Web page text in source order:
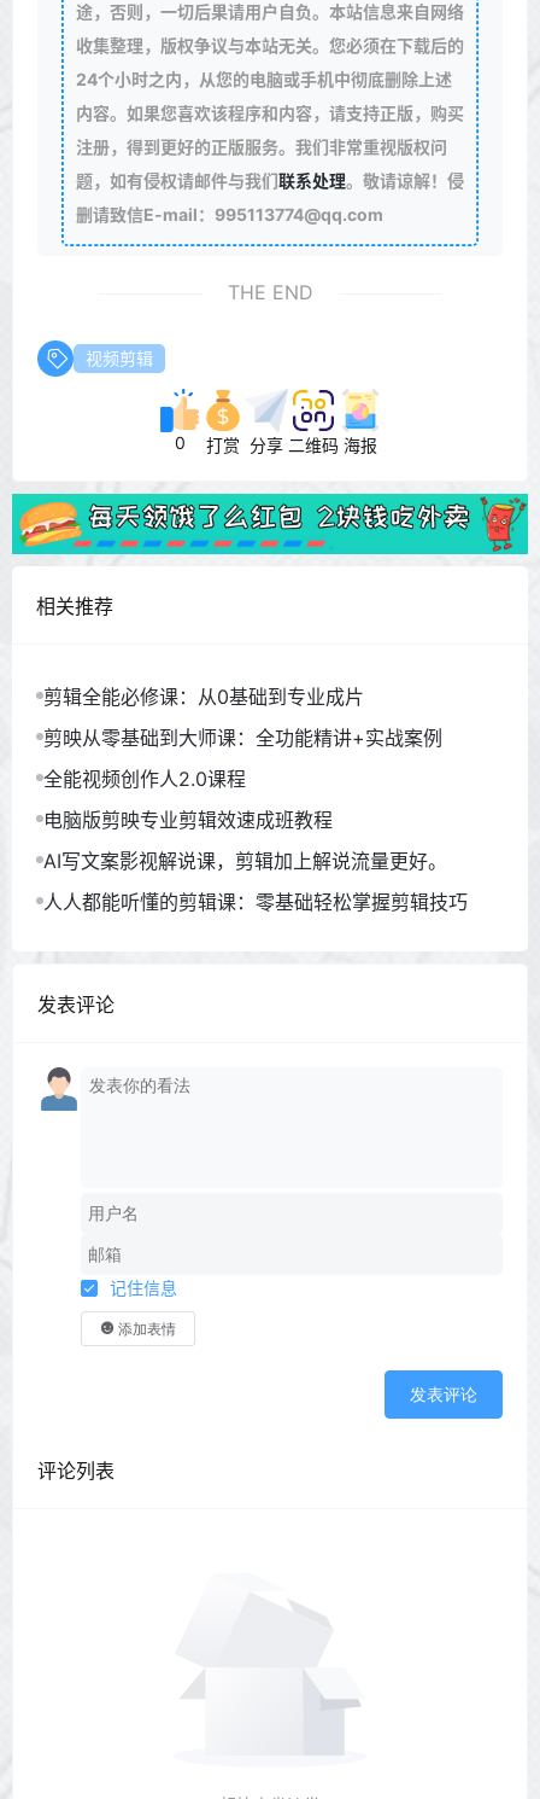
途，否则，一切后果请用户自负。本站信息来自网络
收集整理，版权争议与本站无关。您必须在下载后的
24个小时之内，从您的电脑或手机中彻底删除上述
内容。如果您喜欢该程序和内容，请支持正版，购买
注册，得到更好的正版服务。我们非常重视版权问
题，如有侵权请邮件与我们联系处理。敬请谅解！侵
删请致信E-mail：995113774@qq.com
THE END
视频剪辑
0 打赏 分享 二维码 海报
相关推荐
剪辑全能必修课：从0基础到专业成片
剪映从零基础到大师课：全功能精讲+实战案例
全能视频创作人2.0课程
电脑版剪映专业剪辑效速成班教程
AI写文案影视解说课，剪辑加上解说流量更好。
人人都能听懂的剪辑课：零基础轻松掌握剪辑技巧
发表评论
记住信息
添加表情
发表评论
评论列表